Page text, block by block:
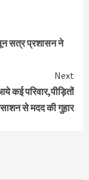
सत्र प्रशासन ने
Next
कई परिवार,पीड़ितों
से मदद की गुहार